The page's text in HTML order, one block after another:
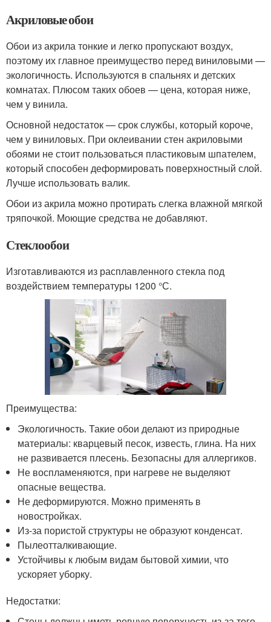
Акриловые обои
Обои из акрила тонкие и легко пропускают воздух,
поэтому их главное преимущество перед виниловыми —
экологичность. Используются в спальнях и детских
комнатах. Плюсом таких обоев — цена, которая ниже,
чем у винила.
Основной недостаток — срок службы, который короче,
чем у виниловых. При оклеивании стен акриловыми
обоями не стоит пользоваться пластиковым шпателем,
который способен деформировать поверхностный слой.
Лучше использовать валик.
Обои из акрила можно протирать слегка влажной мягкой
тряпочкой. Моющие средства не добавляют.
Стеклообои
Изготавливаются из расплавленного стекла под
воздействием температуры 1200 °С.
Преимущества:
Экологичность. Такие обои делают из природные
материалы: кварцевый песок, известь, глина. На них
не развивается плесень. Безопасны для аллергиков.
Не воспламеняются, при нагреве не выделяют
опасные вещества.
Не деформируются. Можно применять в
новостройках.
Из-за пористой структуры не образуют конденсат.
Пылеотталкивающие.
Устойчивы к любым видам бытовой химии, что
ускоряет уборку.
Недостатки: